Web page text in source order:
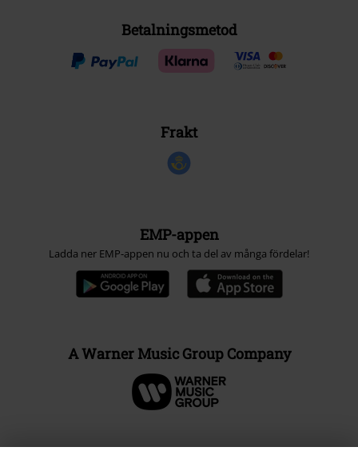
Betalningsmetod
Frakt
EMP-appen
Ladda ner EMP-appen nu och ta del av många fördelar!
A Warner Music Group Company